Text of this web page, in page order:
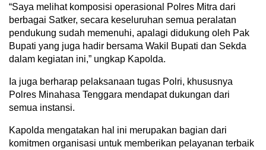
“Saya melihat komposisi operasional Polres Mitra dari
berbagai Satker, secara keseluruhan semua peralatan
pendukung sudah memenuhi, apalagi didukung oleh Pak
Bupati yang juga hadir bersama Wakil Bupati dan Sekda
dalam kegiatan ini,” ungkap Kapolda.
Ia juga berharap pelaksanaan tugas Polri, khususnya
Polres Minahasa Tenggara mendapat dukungan dari
semua instansi.
Kapolda mengatakan hal ini merupakan bagian dari
komitmen organisasi untuk memberikan pelayanan terbaik